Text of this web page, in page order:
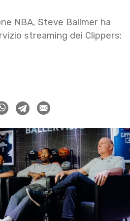
NBA, Steve Ballmer ha
streaming dei Clippers: